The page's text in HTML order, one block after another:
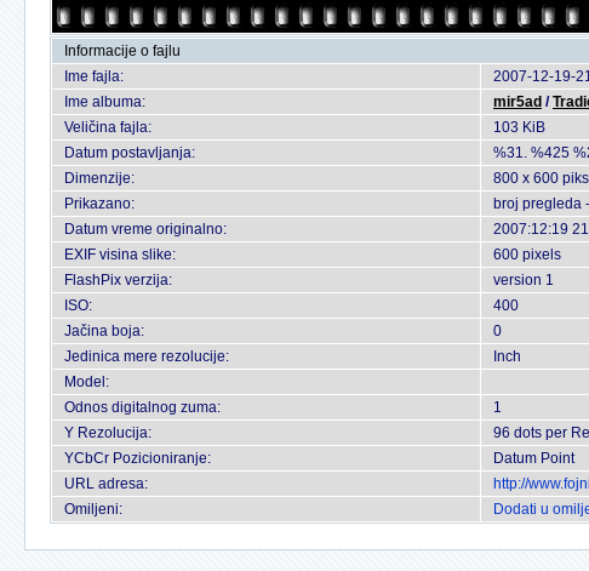
Informacije o fajlu
Ime fajla:
2007-12-19-
Ime albuma:
mir5ad /
Veličina fajla:
103 KiB
Datum postavljanja:
%31. %425
Dimenzije:
800 x 600
Prikazano:
broj pregleda
Datum vreme originalno:
2007:12:19
EXIF visina slike:
600 pixels
FlashPix verzija:
version 1
ISO:
400
Jačina boja:
0
Jedinica mere rezolucije:
Inch
Model:
Odnos digitalnog zuma:
1
Y Rezolucija:
96 dots per
YCbCr Pozicioniranje:
Datum Point
URL adresa:
http://
Omiljeni:
Dodati u